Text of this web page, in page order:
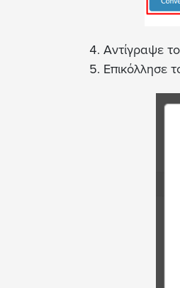
Αντίγραψε
Επικόλλησε